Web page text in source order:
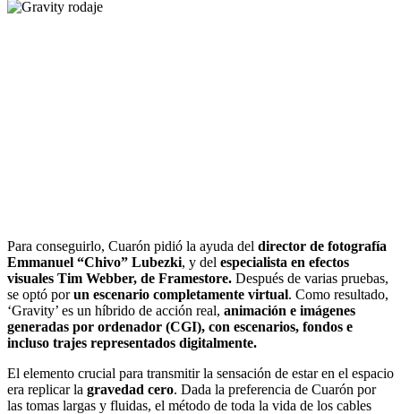
Para conseguirlo, Cuarón pidió la ayuda del director de fotografía
Emmanuel “Chivo” Lubezki, y del especialista en efectos
visuales Tim Webber, de Framestore. Después de varias pruebas,
se optó porun escenario completamente virtual. Como resultado,
‘Gravity’ es un híbrido de acción real, animación e imágenes
generadas por ordenador (CGI), con escenarios, fondos e
incluso trajes representados digitalmente.
El elemento crucial para transmitir la sensación de estar en el espacio
era replicar la gravedad cero. Dada la preferencia de Cuarón por
las tomas largas y fluidas, el método de toda la vida de los cables